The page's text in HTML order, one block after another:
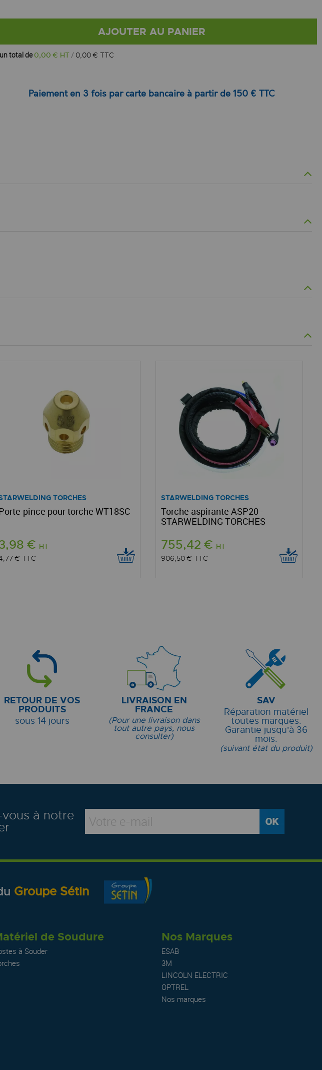
AJOUTER AU PANIER
total de0,00 € HT 0,00€ TTC
Paiement en 3 fois par carte bancaire à partir de 150 € TTC
TORCHES
pince pour torche WT18SC
€ HT
€ TTC
STARWELDING TORCHES
Torche aspirante ASP20 -
STARWELDING TORCHES
755,42 € HT
906,50 € TTC
RETOUR DE VOS
PRODUITS
sous 14 jours
LIVRAISON EN
FRANCE
(Pour une livraison dans
tout autre pays, nous
consulter)
SAV
Réparation matériel
toutes marques.
Garantie jusqu'à 36
mois.
(suivant état du produit)
vous à notre
Groupe Sétin
de Soudure
à Souder
Nos Marques
ESAB
3M
LINCOLN ELECTRIC
OPTREL
Nos marques